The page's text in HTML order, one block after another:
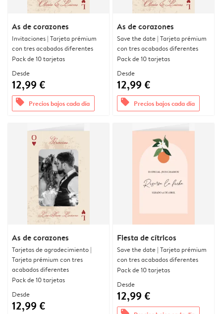
As de corazones
Invitaciones | Tarjeta prémium
con tres acabados diferentes
Pack de 10 tarjetas
Desde
12,99 €
offers Precios bajos cada día
As de corazones
Save the date | Tarjeta prémium
con tres acabados diferentes
Pack de 10 tarjetas
Desde
12,99 €
offers Precios bajos cada día
As de corazones
Tarjetas de agradecimiento |
Tarjeta prémium con tres
acabados diferentes
Pack de 10 tarjetas
Desde
12,99 €
Fiesta de cítricos
Save the date | Tarjeta prémium
con tres acabados diferentes
Pack de 10 tarjetas
Desde
12,99 €